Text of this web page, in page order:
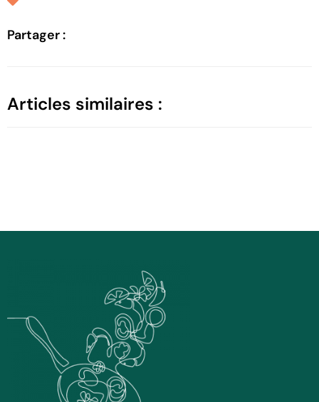
Partager :
Articles similaires :